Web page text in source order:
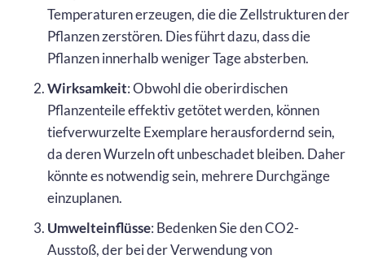
Temperaturen erzeugen, die die Zellstrukturen der
Pflanzen zerstören. Dies führt dazu, dass die
Pflanzen innerhalb weniger Tage absterben.
Wirksamkeit: Obwohl die oberirdischen
Pflanzenteile effektiv getötet werden, können
tiefverwurzelte Exemplare herausfordernd sein,
da deren Wurzeln oft unbeschadet bleiben. Daher
könnte es notwendig sein, mehrere Durchgänge
einzuplanen.
Umwelteinflüsse: Bedenken Sie den CO2-
Ausstoß, der bei der Verwendung von